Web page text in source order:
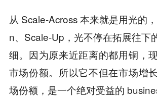
从 Scale-Across 本来就是用光的
n、Scale-Up，光不停在拓展往下
细。因为原来近距离的都用铜，
市场份额。所以它不但在市场增
场份额，是一个绝对受益的